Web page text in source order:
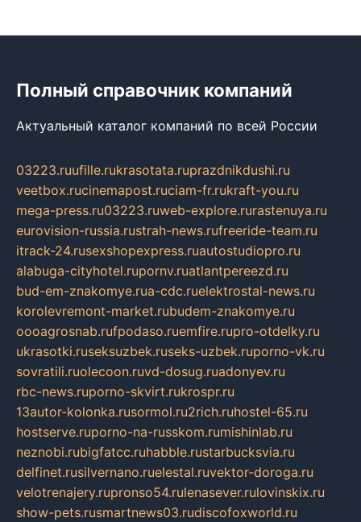
Полный справочник компаний
Актуальный каталог компаний по всей России
03223.ruufille.rukrasotata.ruprazdnikdushi.ru
veetbox.rucinemapost.ruciam-fr.rukraft-you.ru
mega-press.ru03223.ruweb-explore.rurastenuya.ru
eurovision-russia.rustrah-news.rufreeride-team.ru
itrack-24.rusexshopexpress.ruautostudiopro.ru
alabuga-cityhotel.rupornv.ruatlantpereezd.ru
bud-em-znakomye.rua-cdc.ruelektrostal-news.ru
korolevremont-market.rubudem-znakomye.ru
oooagrosnab.rufpodaso.ruemfire.rupro-otdelky.ru
ukrasotki.ruseksuzbek.ruseks-uzbek.ruporno-vk.ru
sovratili.ruolecoon.ruvd-dosug.ruadonyev.ru
rbc-news.ruporno-skvirt.rukrospr.ru
13autor-kolonka.rusormol.ru2rich.ruhostel-65.ru
hostserve.ruporno-na-russkom.rumishinlab.ru
neznobi.rubigfatcc.ruhabble.rustarbucksvia.ru
delfinet.rusilvernano.ruelestal.ruvektor-doroga.ru
velotrenajery.rupronso54.rulenasever.rulovinskix.ru
show-pets.rusmartnews03.rudiscofoxworld.ru